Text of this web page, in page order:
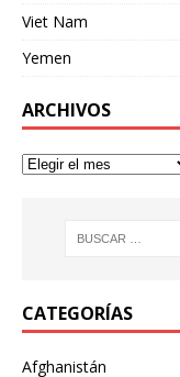
Viet Nam
Yemen
ARCHIVOS
CATEGORÍAS
Afghanistán